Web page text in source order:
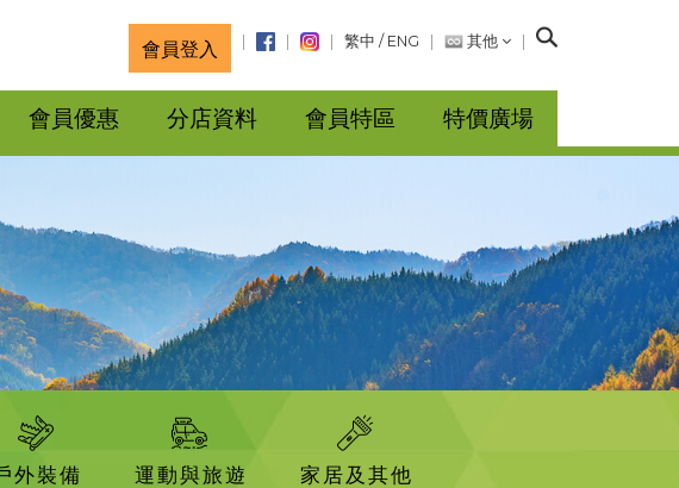
會員登入 繁中 / ENG 其他
搜
會員優惠 分店資料 會員特區 特價廣場
外裝備 運動與旅遊 家居及其他